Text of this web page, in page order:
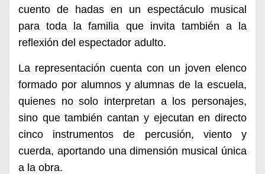
cuento de hadas en un espectáculo musical
para toda la familia que invita también a la
reflexión del espectador adulto.
La representación cuenta con un joven elenco
formado por alumnos y alumnas de la escuela,
quienes no solo interpretan a los personajes,
sino que también cantan y ejecutan en directo
cinco instrumentos de percusión, viento y
cuerda, aportando una dimensión musical única
a la obra.